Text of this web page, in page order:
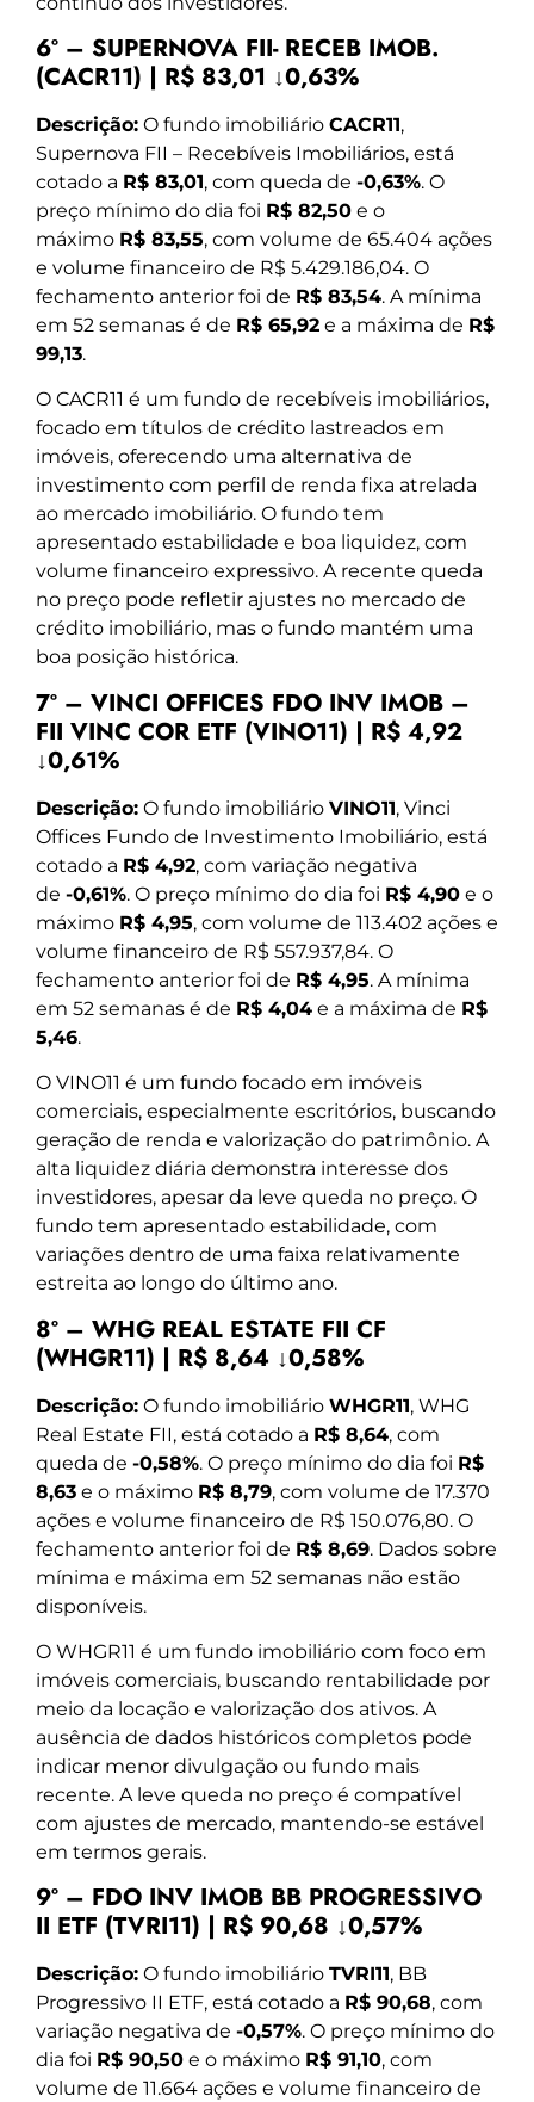
6º – SUPERNOVA FII- RECEB IMOB.
(CACR11) | R$ 83,01 ↓0,63%
Descrição: O fundo imobiliário CACR11,
Supernova FII – Recebíveis Imobiliários, está
cotado a R$ 83,01, com queda de -0,63%. O
preço mínimo do dia foi R$ 82,50 e o
máximo R$ 83,55, com volume de 65.404 ações
e volume financeiro de R$ 5.429.186,04. O
fechamento anterior foi de R$ 83,54. A mínima
em 52 semanas é de R$ 65,92 e a máxima de R$
99,13.
O CACR11 é um fundo de recebíveis imobiliários,
focado em títulos de crédito lastreados em
imóveis, oferecendo uma alternativa de
investimento com perfil de renda fixa atrelada
ao mercado imobiliário. O fundo tem
apresentado estabilidade e boa liquidez, com
volume financeiro expressivo. A recente queda
no preço pode refletir ajustes no mercado de
crédito imobiliário, mas o fundo mantém uma
boa posição histórica.
7º – VINCI OFFICES FDO INV IMOB –
FII VINC COR ETF (VINO11) | R$ 4,92
↓0,61%
Descrição: O fundo imobiliário VINO11, Vinci
Offices Fundo de Investimento Imobiliário, está
cotado a R$ 4,92, com variação negativa
de -0,61%. O preço mínimo do dia foi R$ 4,90 e o
máximo R$ 4,95, com volume de 113.402 ações e
volume financeiro de R$ 557.937,84. O
fechamento anterior foi de R$ 4,95. A mínima
em 52 semanas é de R$ 4,04 e a máxima de R$
5,46.
O VINO11 é um fundo focado em imóveis
comerciais, especialmente escritórios, buscando
geração de renda e valorização do patrimônio. A
alta liquidez diária demonstra interesse dos
investidores, apesar da leve queda no preço. O
fundo tem apresentado estabilidade, com
variações dentro de uma faixa relativamente
estreita ao longo do último ano.
8º – WHG REAL ESTATE FII CF
(WHGR11) | R$ 8,64 ↓0,58%
Descrição: O fundo imobiliário WHGR11, WHG
Real Estate FII, está cotado a R$ 8,64, com
queda de -0,58%. O preço mínimo do dia foi R$
8,63 e o máximo R$ 8,79, com volume de 17.370
ações e volume financeiro de R$ 150.076,80. O
fechamento anterior foi de R$ 8,69. Dados sobre
mínima e máxima em 52 semanas não estão
disponíveis.
O WHGR11 é um fundo imobiliário com foco em
imóveis comerciais, buscando rentabilidade por
meio da locação e valorização dos ativos. A
ausência de dados históricos completos pode
indicar menor divulgação ou fundo mais
recente. A leve queda no preço é compatível
com ajustes de mercado, mantendo-se estável
em termos gerais.
9º – FDO INV IMOB BB PROGRESSIVO
II ETF (TVRI11) | R$ 90,68 ↓0,57%
Descrição: O fundo imobiliário TVRI11, BB
Progressivo II ETF, está cotado a R$ 90,68, com
variação negativa de -0,57%. O preço mínimo do
dia foi R$ 90,50 e o máximo R$ 91,10, com
volume de 11.664 ações e volume financeiro de